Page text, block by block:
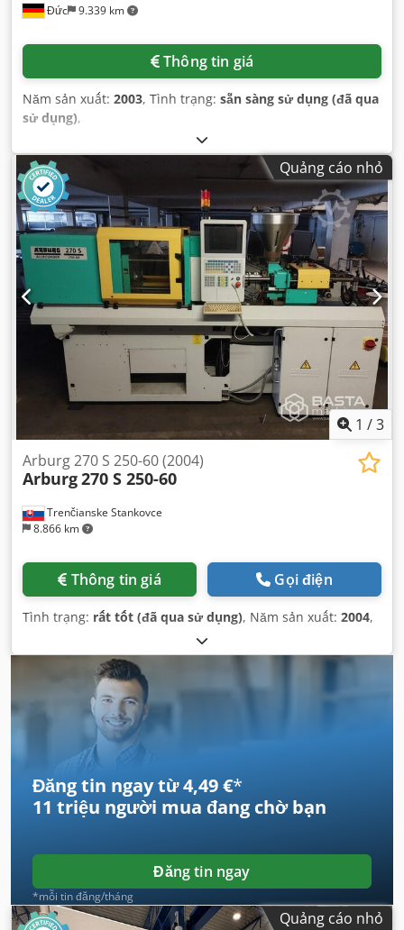
Đức 9.339 km
Thông tin giá
Năm sản xuất: 2003, Tình trạng: sẵn sàng sử dụng (đã qua
sử dụng),
Quảng cáo nhỏ
1 /3
Trenčianske Stankovce
8.866 km
Arburg 270 S 250-60 (2004)
Arburg270 S 250-60
Thông tin giá Gọi điện
Tình trạng: rất tốt (đã qua sử dụng), Năm sản xuất: 2004,
Đăng tin ngay từ 4,49 €*
11 triệu người mua đang chờ bạn
Đăng tin ngay
*mỗi tin đăng/tháng
Quảng cáo nhỏ